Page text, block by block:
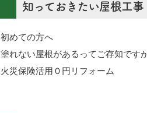
知っておきたい屋根工事
初めての方へ
塗れない屋根があるってご存知です
火災保険活用０円リフォーム